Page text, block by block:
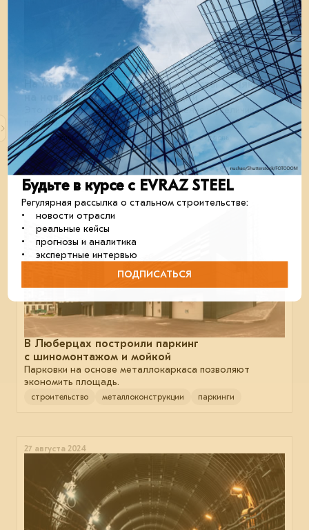
На Малом БАМе устаревшие мосты меняют
на новые стальные конструкции
Это повышает безопасность движения и увеличивает
пропускную способность маршрута.
строительство металлоконструкции отрасль
13 декабря 2024
В Люберцах построили паркинг
с шиномонтажом и мойкой
Парковки на основе металлокаркаса позволяют
экономить площадь.
строительство металлоконструкции паркинги
27 августа 2024
Будьте в курсе с EVRAZ STEEL
Регулярная рассылка о стальном строительстве:
• новости отрасли
• реальные кейсы
• прогнозы и аналитика
• экспертные интервью
ПОДПИСАТЬСЯ